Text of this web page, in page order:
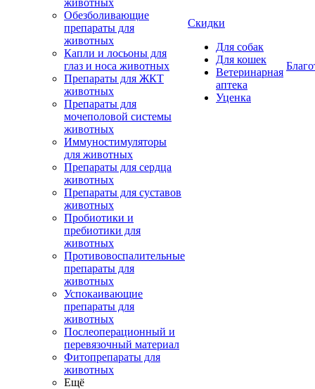
животных
Обезболивающие
препараты для
животных
Капли и лосьоны для
глаз и носа животных
Препараты для ЖКТ
животных
Препараты для
мочеполовой системы
животных
Иммуностимуляторы
для животных
Препараты для сердца
животных
Препараты для суставов
животных
Пробиотики и
пребиотики для
животных
Противовоспалительные
препараты для
животных
Успокаивающие
препараты для
животных
Послеоперационный и
перевязочный материал
Фитопрепараты для
животных
Ещё
Скидки
Для собак
Для кошек
Ветеринарная
аптека
Уценка